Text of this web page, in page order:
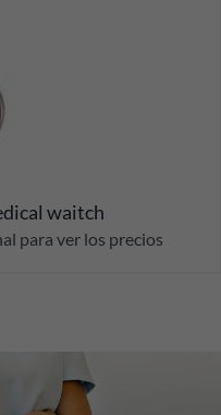
waitch
para ver los precios